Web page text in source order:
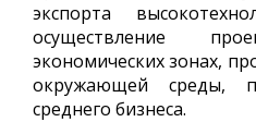
экспорта
осуществление
экономических зонах,
окружающей среды,
среднего бизнеса.